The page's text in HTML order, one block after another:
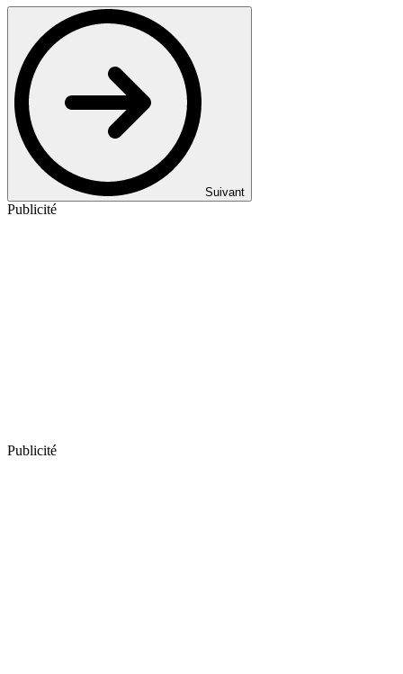
Suivant
Publicité
Publicité